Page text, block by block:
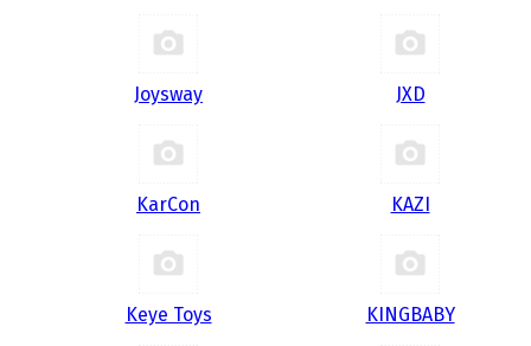
Joysway JXD
KarCon KAZI
Keye Toys KINGBABY